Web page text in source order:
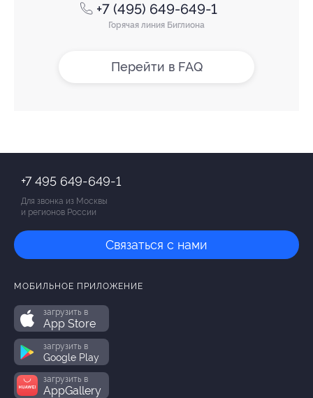
+7 (495) 649-649-1
Горячая линия Биглиона
Перейти в FAQ
+7 495 649-649-1
Для звонка из Москвы
и регионов России
Связаться с нами
МОБИЛЬНОЕ ПРИЛОЖЕНИЕ
загрузить в
App Store
загрузить в
Google Play
загрузить в
AppGallery